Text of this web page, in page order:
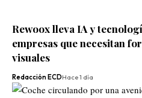
Rewoox lleva IA y
empresas que necesitan
visuales
Redacción ECDHace 1 día